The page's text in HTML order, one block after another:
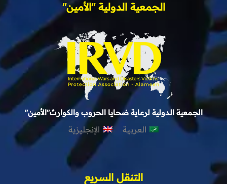
الجمعية الدولية "الأمين"
الجمعية الدولية لرعاية ضحايا الحروب والكوارث"الأمين"
العربية الإنجليزية
التنقل السريع